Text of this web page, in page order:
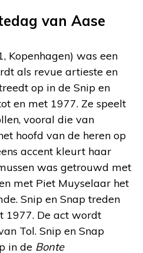
van Aase
Kopenhagen) was een
als revue artieste en
op in de Snip en
en met 1977. Ze speelt
vooral die van
hoofd van de heren op
accent kleurt haar
was getrouwd met
met Piet Muyselaar het
Snip en Snap treden
1977. De act wordt
Tol. Snip en Snap
in de Bonte